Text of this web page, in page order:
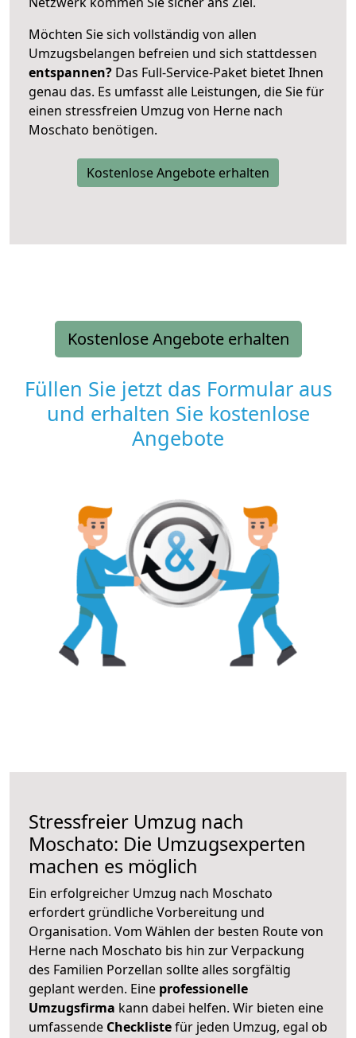
Möchten Sie sich vollständig von allen
Umzugsbelangen befreien und sich stattdessen
entspannen? Das Full-Service-Paket bietet Ihnen
genau das. Es umfasst alle Leistungen, die Sie für
einen stressfreien Umzug von Herne nach
Moschato benötigen.
Kostenlose Angebote erhalten
Kostenlose Angebote erhalten
Füllen Sie jetzt das Formular aus
und erhalten Sie kostenlose
Angebote
Stressfreier Umzug nach
Moschato: Die Umzugsexperten
machen es möglich
Ein erfolgreicher Umzug nach Moschato
erfordert gründliche Vorbereitung und
Organisation. Vom Wählen der besten Route von
Herne nach Moschato bis hin zur Verpackung
des Familien Porzellan sollte alles sorgfältig
geplant werden. Eine professionelle
Umzugsfirma kann dabei helfen. Wir bieten eine
umfassende Checklistefür jeden Umzug, egal ob